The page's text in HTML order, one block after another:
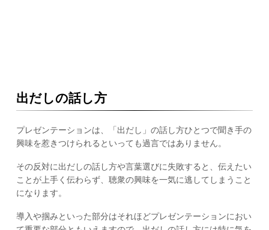
出だしの話し方
プレゼンテーションは、「出だし」の話し方ひとつで聞き手の
興味を惹きつけられるといっても過言ではありません。
その反対に出だしの話し方や言葉選びに失敗すると、伝えたい
ことが上手く伝わらず、聴衆の興味を一気に逃してしまうこと
になります。
導入や掴みといった部分はそれほどプレゼンテーションにおい